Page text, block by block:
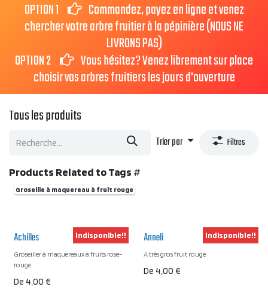
OPTION 1
Commandez, payez en ligne et venez
chercher votre arbre fruitier à la pépinière (NOUS NE
LIVRONS PAS)
OPTION 2
Vous hésitez? Venez librement sur place
choisir vos arbres fruitiers les jours d'ouverture
Tous les produits
Trier par Filtres
Products Related to Tags #
Groseille à maquereau à fruit rouge
Achilles
Groseiller à maquereaux à fruits rose-
rouge
De 4,00 €
Indisponible!! Anneli
A très gros fruit rouge
De 4,00 €
Indisponible!!